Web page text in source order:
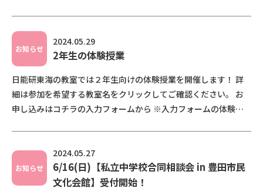
お知らせ
2024.05.29
2年生の体験授業
日能研東海の教室では２年生向けの体験授業を開催します！ 詳
細は参加を希望する教室名をクリックしてご確認ください。 お
申し込みはコチラの入力フォームから ※入力フォームの体験授
お知らせ
2024.05.27
6/16(日)【私立中学校合同相談会 in 豊田市民
文化会館】受付開始！